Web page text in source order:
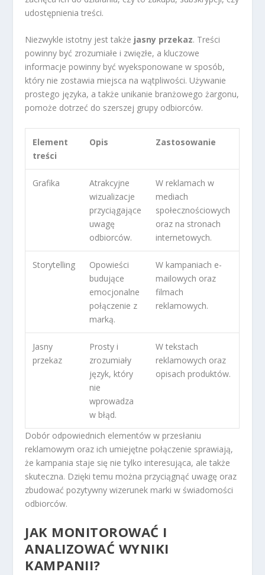
udostępnienia treści.
Niezwykle istotny jest także jasny przekaz. Treści
powinny być zrozumiałe i zwięzłe, a kluczowe
informacje powinny być wyeksponowane w sposób,
który nie zostawia miejsca na wątpliwości. Używanie
prostego języka, a także unikanie branżowego żargonu,
pomoże dotrzeć do szerszej grupy odbiorców.
Element
treści
Opis Zastosowanie
Grafika
Atrakcyjne
wizualizacje
przyciągające
uwagę
odbiorców.
W reklamach w
mediach
społecznościowych
oraz na stronach
internetowych.
Storytelling
Opowieści
budujące
emocjonalne
połączenie z
marką.
W kampaniach e-
mailowych oraz
filmach
reklamowych.
Jasny
przekaz
Prosty i
zrozumiały
język, który
nie
wprowadza
w błąd.
W tekstach
reklamowych oraz
opisach produktów.
Dobór odpowiednich elementów w przesłaniu
reklamowym oraz ich umiejętne połączenie sprawiają,
że kampania staje się nie tylko interesująca, ale także
skuteczna. Dzięki temu można przyciągnąć uwagę oraz
zbudować pozytywny wizerunek marki w świadomości
odbiorców.
JAK MONITOROWAĆ I
ANALIZOWAĆ WYNIKI
KAMPANII?